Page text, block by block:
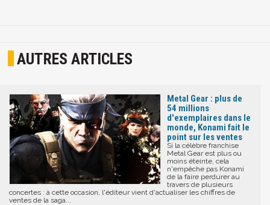
AUTRES ARTICLES
Metal Gear : plus de
54 millions
d'exemplaires dans le
monde, Konami fait le
point sur les ventes
Si la célèbre franchise
Metal Gear est plus ou
moins éteinte, cela
n'empêche pas Konami
de la faire perdurer au
travers de plusieurs
concertes : à cette occasion, l'éditeur vient d'actualiser les chiffres de
ventes de la saga...